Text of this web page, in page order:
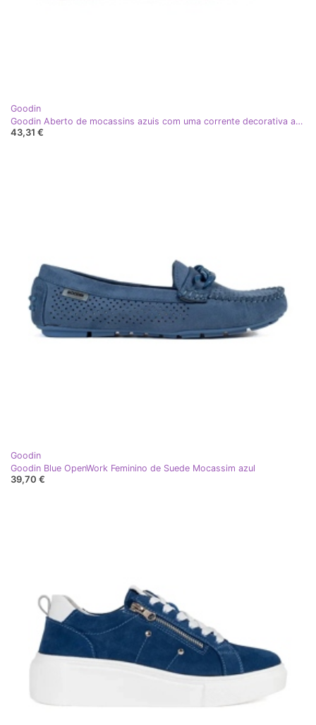
Goodin
Goodin Aberto de mocassins azuis com uma corrente decorativa azul
43,31 €
Goodin
Goodin Blue OpenWork Feminino de Suede Mocassim azul
39,70 €